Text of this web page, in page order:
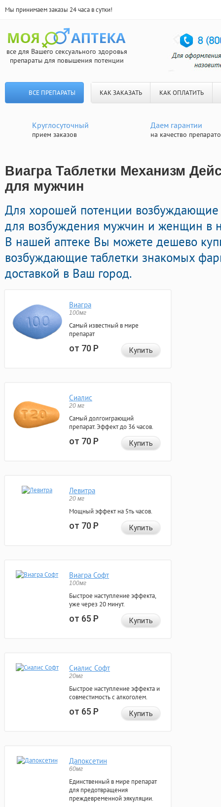
Мы принимаем заказы 24 часа в сутки!
все для Вашего сексуального здоровья
препараты для повышения потенции
ВСЕ ПРЕПАРАТЫ КАК ЗАКАЗАТЬ КАК ОПЛАТИТЬ
Круглосуточный
прием заказов
Даем гарантии
на качество
Виагра Таблетки Механизм
для мужчин
Для хорошей потенции
для возбуждения мужчин и женщин в
В нашей аптеке Вы можете дешево
возбуждающие таблетки знакомых
доставкой в Ваш город.
Виагра
100мг
Самый известный в мире
препарат
от 70Р Купить
Сиалис
20 мг
Самый долгоиграющий
препарат. Эффект до 36 часов.
от 70Р Купить
Левитра
20 мг
Мощный эффект на 5ть часов.
от 70Р Купить
Виагра Софт
100мг
Быстрое наступление эффекта,
уже через 20 минут.
от 65Р Купить
Сиалис Софт
20мг
Быстрое наступление эффекта и
совместимость с алкоголем.
от 65Р Купить
Дапоксетин
60мг
Единственный в мире препарат
для предотвращения
преждевременной эякуляции.